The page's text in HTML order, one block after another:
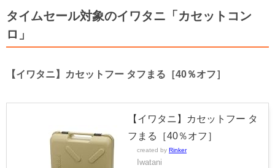
タイムセール対象のイワタニ「カセットコン
ロ」
【イワタニ】カセットフー タフまる［40％オフ］
【イワタニ】カセットフー タ
フまる［40％オフ］
created by Rinker
Iwatani